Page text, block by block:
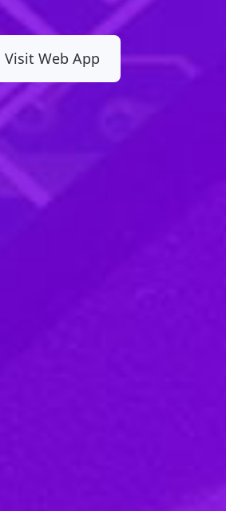
Visit Web App